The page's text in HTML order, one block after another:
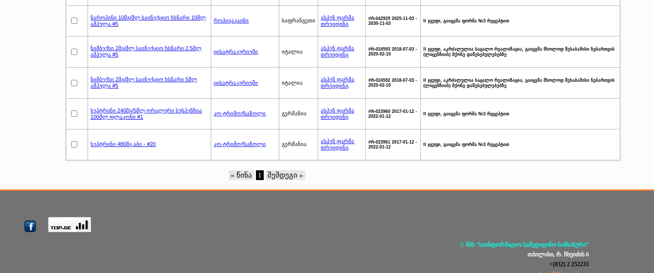
ნაროპინი 10მგ/მლ საინექციო ხსნარი 10მლ
ამპულა #5
როპივაკაინი საფრანგეთი
ასპენ ფარმა
თრეიდინგ
#რ-042929 2025-11-03 -
2030-11-03
II ჯგუფი, გაიცემა ფორმა №3 რეცეპტით
ნიმბექსი 2მგ/მლ საინექციო ხსნარი 2.5მლ
ამპულა #5
ცისატრაკურიუმი იტალია
ასპენ ფარმა
თრეიდინგ
#რ-024593 2018-07-03 -
2020-02-10
II ჯგუფი, აკრძალულია საცალო რეალიზაცია, გაიცემა მხოლოდ შესაბამისი ნებართვის
(ლიცენზიის) მქონე დაწესებულებებზე
ნიმბექსი 2მგ/მლ საინექციო ხსნარი 5მლ
ამპულა #5
ცისატრაკურიუმი იტალია
ასპენ ფარმა
თრეიდინგ
#რ-024592 2018-07-03 -
2020-02-10
II ჯგუფი, აკრძალულია საცალო რეალიზაცია, გაიცემა მხოლოდ შესაბამისი ნებართვის
(ლიცენზიის) მქონე დაწესებულებებზე
სეპტრინი 240მგ/5მლ ორალური სუსპენზია
100მლ ფლაკონი #1
კო-ტრიმოქსაზოლი გერმანია
ასპენ ფარმა
თრეიდინგ
#რ-023960 2017-01-12 -
2022-01-12
II ჯგუფი, გაიცემა ფორმა №3 რეცეპტით
სეპტრინი 480მგ აბი - #20 კო-ტრიმოქსაზოლი გერმანია
ასპენ ფარმა
თრეიდინგ
#რ-023961 2017-01-12 -
2022-01-12
II ჯგუფი, გაიცემა ფორმა №3 რეცეპტით
« წინა 1 შემდეგი »
© შპს “საინფორმაციო-სამედიცინო სამსახური”
თბილისი, რ. ჩხეიძის 6
+(032) 2 252233